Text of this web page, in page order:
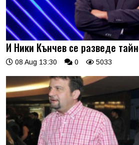
И Ники Кънчев се разведе
08 Aug 13:30 0 5033